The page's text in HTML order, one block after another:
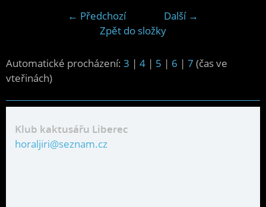
← Předchozí
Další →
Zpět do složky
Automatické procházení: 3 | 4 | 5 | 6 | 7 (čas ve
vteřinách)
Klub kaktusářu Liberec
horaljiri@seznam.cz